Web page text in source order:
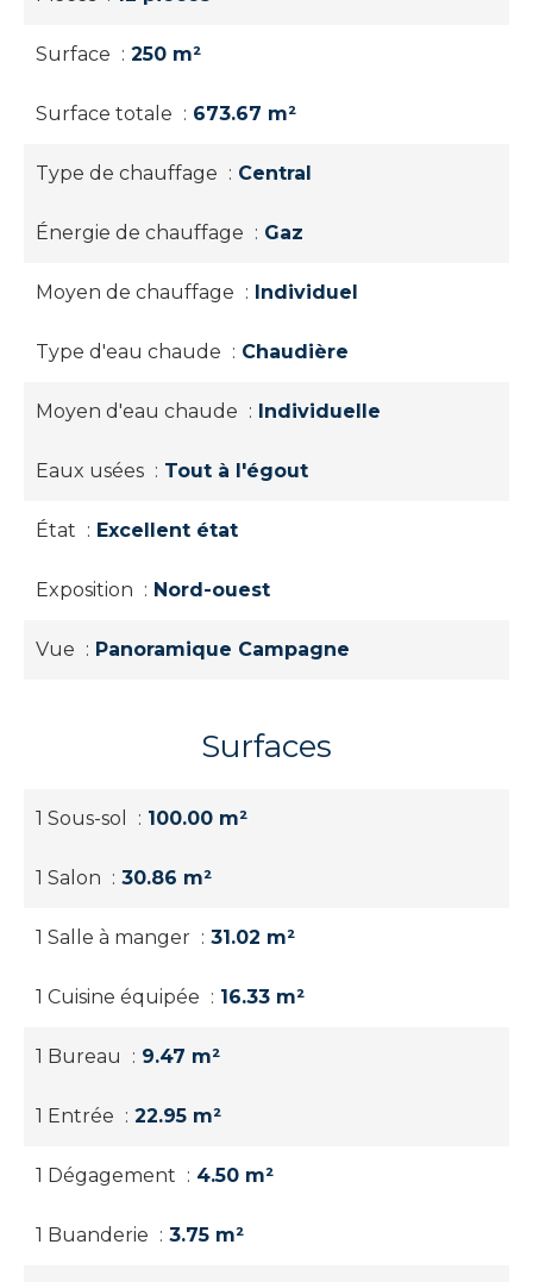
Surface 250 m²
Surface totale 673.67 m²
Type de chauffage Central
Énergie de chauffage Gaz
Moyen de chauffage Individuel
Type d'eau chaude Chaudière
Moyen d'eau chaude Individuelle
Eaux usées Tout à l'égout
État Excellent état
Exposition Nord-ouest
Vue Panoramique Campagne
Surfaces
1 Sous-sol 100.00 m²
1 Salon 30.86 m²
1 Salle à manger 31.02 m²
1 Cuisine équipée 16.33 m²
1 Bureau 9.47 m²
1 Entrée 22.95 m²
1 Dégagement 4.50 m²
1 Buanderie 3.75 m²